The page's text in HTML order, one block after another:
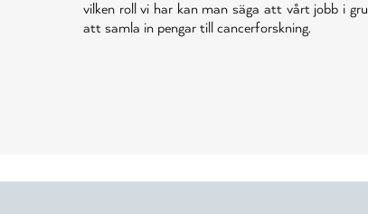
vilken roll vi har kan man säga att vårt jobb i
att samla in pengar till cancerforskning.